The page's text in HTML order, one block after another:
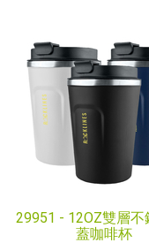
29951 - 12OZ雙層
蓋咖啡杯